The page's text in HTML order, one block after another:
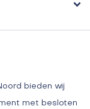
bieden wij
met besloten